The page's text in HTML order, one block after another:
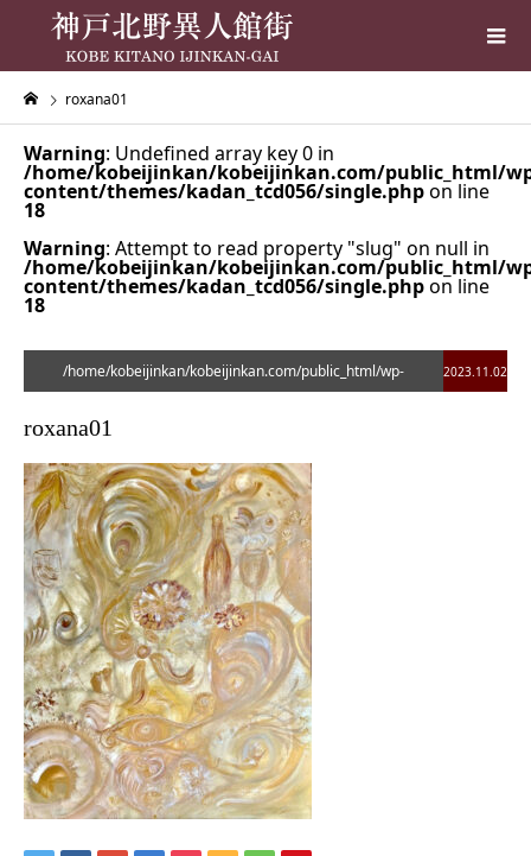
roxana01
Warning: Undefined array key 0 in
/home/kobeijinkan/kobeijinkan.com/public_html/
content/themes/kadan_tcd056/single.phpon line
18
Warning: Attempt to read property "slug" on null in
/home/kobeijinkan/kobeijinkan.com/public_html/
content/themes/kadan_tcd056/single.phpon line
18
/home/kobeijinkan/kobeijinkan.com/public_html/wp-
Warning: Undefined array key 0 in
/home/kobeijinkan/kobeijinkan.com/public_html/wp-
content/themes/kadan_tcd056/single.php
Warning: Attempt to read property "name" on null in
/home/kobeijinkan/kobeijinkan.com/public_html/wp-
content/themes/kadan_tcd056/single.php
2023.11.02
roxana01